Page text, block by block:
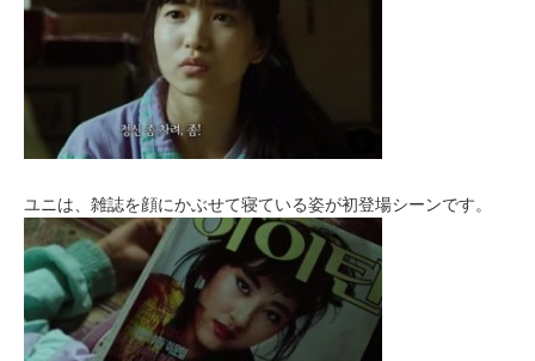
ユニは、雑誌を顔にかぶせて寝ている姿が初登場シーンです。